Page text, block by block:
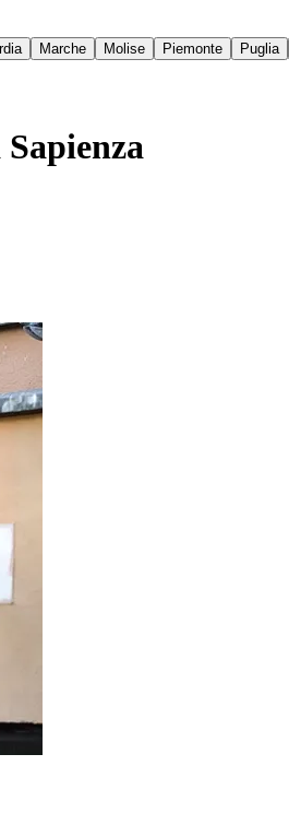
Marche Molise Piemonte Puglia